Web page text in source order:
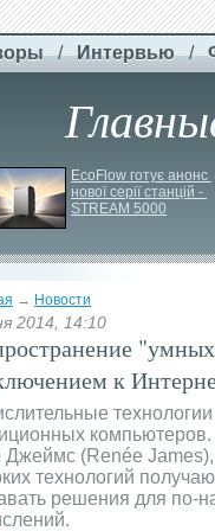
/ Интервью /
EcoFlow готує анонс
нової серії станцій -
STREAM 5000
→ Новости
2014, 14:10
к
Джеймс (Renée
технологий
решения для по-